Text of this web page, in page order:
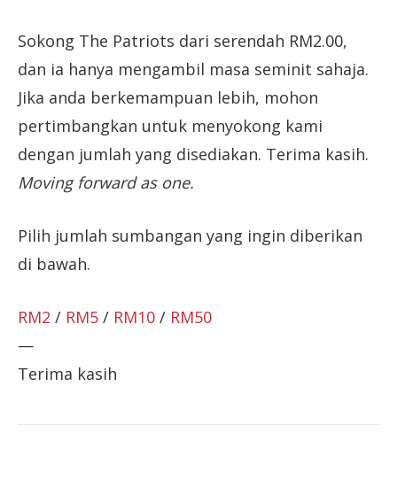
Sokong The Patriots dari serendah RM2.00,
dan ia hanya mengambil masa seminit sahaja.
Jika anda berkemampuan lebih, mohon
pertimbangkan untuk menyokong kami
dengan jumlah yang disediakan. Terima kasih.
Moving forward as one.
Pilih jumlah sumbangan yang ingin diberikan
di bawah.
RM2 / RM5 / RM10 / RM50
—
Terima kasih